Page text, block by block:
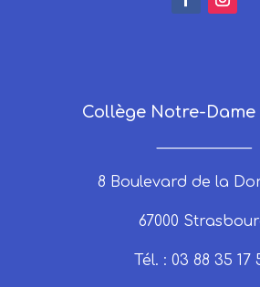
Collège Notre-Dame
8 Boulevard de la
67000
Tél. : 03 88 35 17